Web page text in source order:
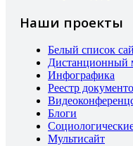
Наши проекты
Белый список
Дистанционный
Инфографика
Реестр
Блоги
Мультисайт